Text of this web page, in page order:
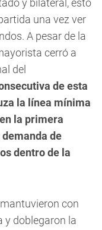
y bilateral, esto
una vez ver
A pesar de la
cerró a
del
de esta
la línea mínima
la primera
de
dentro de la
con
y doblegaron la